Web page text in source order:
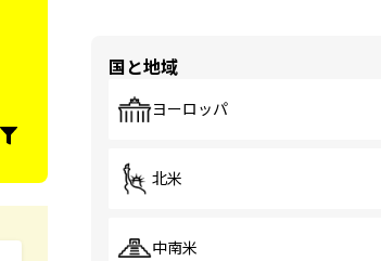
国と地域
ヨーロッパ
北米
中南米